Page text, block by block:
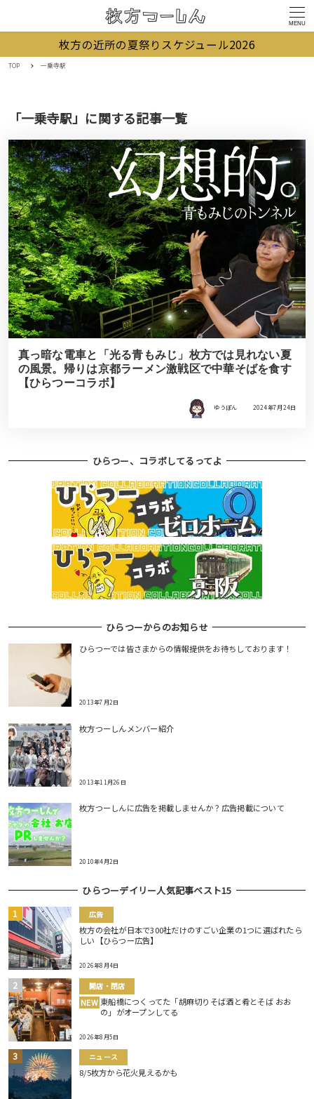
MENU
枚方の近所の夏祭りスケジュール2026
TOP 一乗寺駅
「一乗寺駅」に関する記事一覧
真っ暗な電車と「光る青もみじ」枚方では見れない夏
の風景。帰りは京都ラーメン激戦区で中華そばを食す
【ひらつーコラボ】
ゆうぽん 2024年7月24日
ひらつー、コラボしてるってよ
ひらつーからのお知らせ
ひらつーでは皆さまからの情報提供をお待ちしております！
2013年7月2日
枚方つーしんメンバー紹介
2013年11月26日
枚方つーしんに広告を掲載しませんか？広告掲載について
2010年4月2日
ひらつーデイリー人気記事ベスト15
広告
枚方の会社が日本で300社だけのすごい企業の1つに選ばれたら
しい【ひらつー広告】
2026年8月4日
開店・閉店
NEW 東船橋につくってた「胡麻切りそば酒と肴とそば おお
の」がオープンしてる
2026年8月5日
ニュース
8/5枚方から花火見えるかも